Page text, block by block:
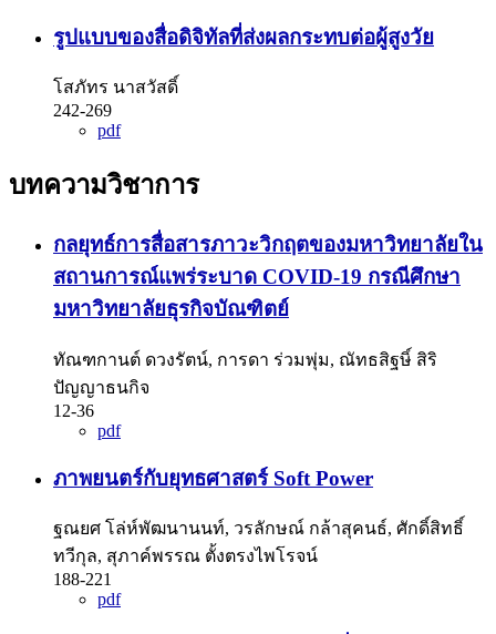
รูปแบบของสื่อดิจิทัลที่ส่งผลกระทบต่อผู้สูงวัย
โสภัทร นาสวัสดิ์
242-269
pdf
บทความวิชาการ
กลยุทธ์การสื่อสารภาวะวิกฤตของมหาวิทยาลัยใน
สถานการณ์แพร่ระบาด COVID-19 กรณีศึกษา
มหาวิทยาลัยธุรกิจบัณฑิตย์
ทัณฑกานต์ ดวงรัตน์, การดา ร่วมพุ่ม, ณัทธสิฐษิ์ สิริ
ปัญญาธนกิจ
12-36
pdf
ภาพยนตร์กับยุทธศาสตร์ Soft Power
ฐณยศ โล่ห์พัฒนานนท์, วรลักษณ์ กล้าสุคนธ์, ศักดิ์สิทธิ์
ทวีกุล, สุภาค์พรรณ ตั้งตรงไพโรจน์
188-221
pdf